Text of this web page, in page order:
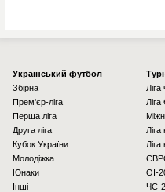
Українcький футбол
Збірна
Прем'єр-ліга
Перша ліга
Друга ліга
Кубок України
Молодіжка
Юнаки
Інші
Ліга
Ліга
OI-
ЧС-